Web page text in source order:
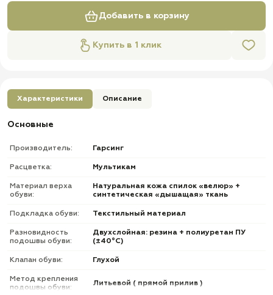
Добавить в корзину
Купить в 1 клик
Характеристики Описание
Основные
Производитель: Гарсинг
Расцветка: Мультикам
Материал верха
обуви:
Натуральная кожа спилок «велюр» +
синтетическая «дышащая» ткань
Подкладка обуви: Текстильный материал
Разновидность
подошвы обуви:
Двухслойная: резина + полиуретан ПУ
(±40°С)
Клапан обуви: Глухой
Метод крепления
подошвы обуви:
Литьевой ( прямой прилив )